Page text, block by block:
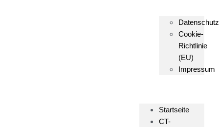
Cookie-
Richtlinie
(EU)
Impressum
Startseite
CT-